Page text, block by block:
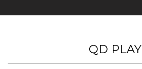
QD PLAY